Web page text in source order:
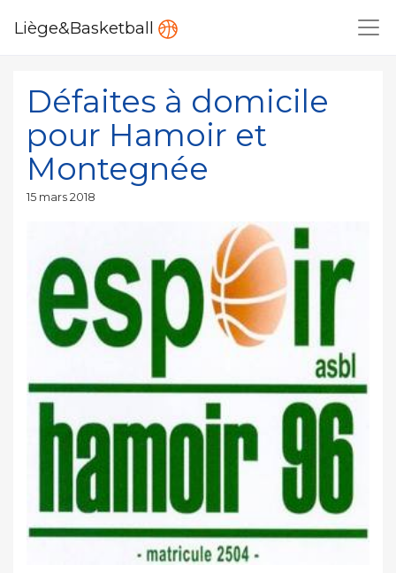
Liège&Basketball
Défaites à domicile
pour Hamoir et
Montegnée
Publié
15 mars 2018